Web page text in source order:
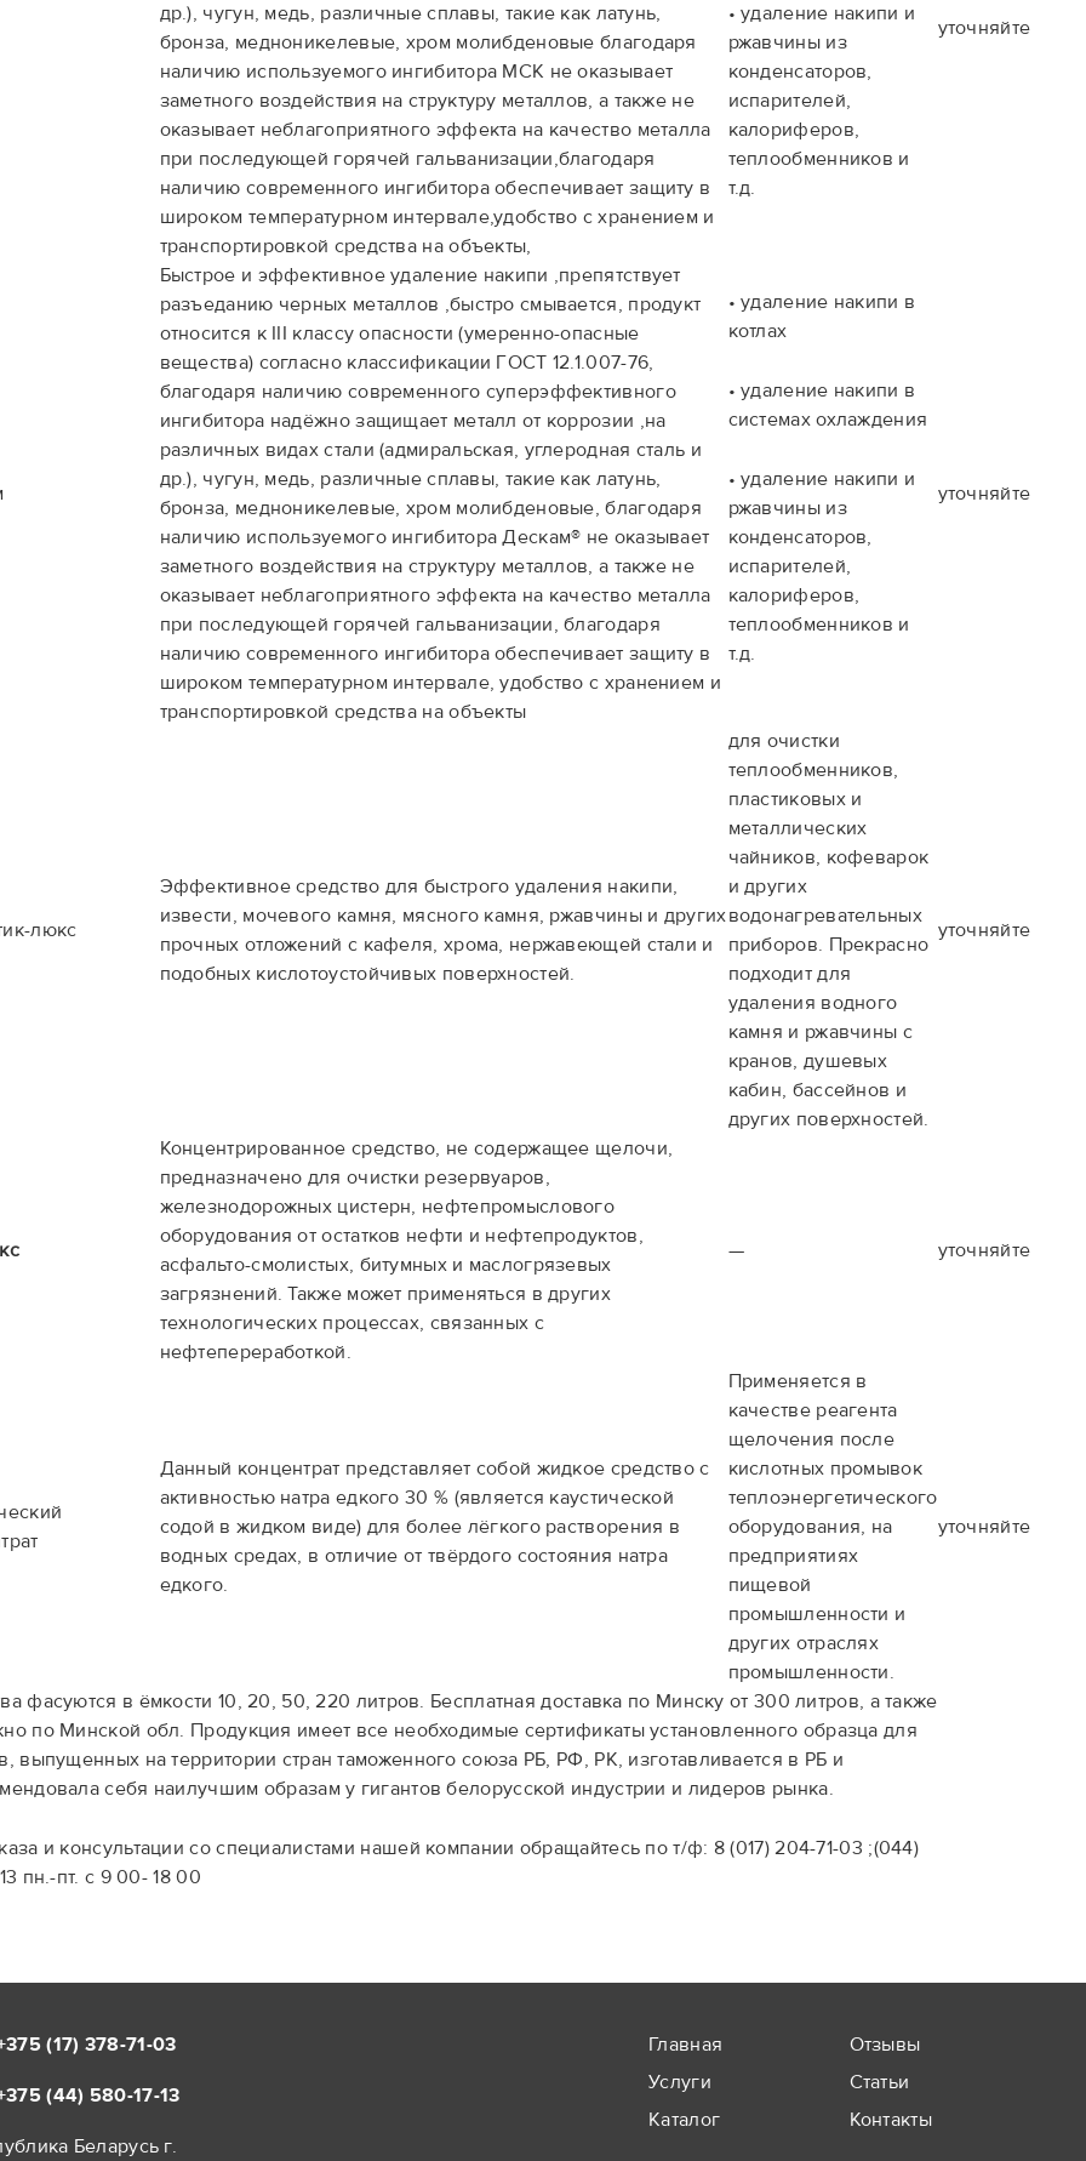
др.), чугун, медь, различные сплавы, такие как латунь,
бронза, медноникелевые, хром молибденовые благодаря
наличию используемого ингибитора МСК не оказывает
заметного воздействия на структуру металлов, а также не
оказывает неблагоприятного эффекта на качество металла
при последующей горячей гальванизации,благодаря
наличию современного ингибитора обеспечивает защиту в
широком температурном интервале,удобство с хранением и
транспортировкой средства на объекты,
• удаление накипи и
ржавчины из
конденсаторов,
испарителей,
калориферов,
теплообменников и
т.д.
уточняйте
Быстрое и эффективное удаление накипи ,препятствует
разъеданию черных металлов ,быстро смывается, продукт
относится к III классу опасности (умеренно-опасные
вещества) согласно классификации ГОСТ 12.1.007-76,
благодаря наличию современного суперэффективного
ингибитора надёжно защищает металл от коррозии ,на
различных видах стали (адмиральская, углеродная сталь и
др.), чугун, медь, различные сплавы, такие как латунь,
бронза, медноникелевые, хром молибденовые, благодаря
наличию используемого ингибитора Дескам® не оказывает
заметного воздействия на структуру металлов, а также не
оказывает неблагоприятного эффекта на качество металла
при последующей горячей гальванизации, благодаря
наличию современного ингибитора обеспечивает защиту в
широком температурном интервале, удобство с хранением и
транспортировкой средства на объекты
• удаление накипи в
котлах
• удаление накипи в
системах охлаждения
• удаление накипи и
ржавчины из
конденсаторов,
испарителей,
калориферов,
теплообменников и
т.д.
уточняйте
люкс
Эффективное средство для быстрого удаления накипи,
извести, мочевого камня, мясного камня, ржавчины и других
прочных отложений с кафеля, хрома, нержавеющей стали и
подобных кислотоустойчивых поверхностей.
для очистки
теплообменников,
пластиковых и
металлических
чайников, кофеварок
и других
водонагревательных
приборов. Прекрасно
подходит для
удаления водного
камня и ржавчины с
кранов, душевых
кабин, бассейнов и
других поверхностей.
уточняйте
Концентрированное средство, не содержащее щелочи,
предназначено для очистки резервуаров,
железнодорожных цистерн, нефтепромыслового
оборудования от остатков нефти и нефтепродуктов,
асфальто-смолистых, битумных и маслогрязевых
загрязнений. Также может применяться в других
технологических процессах, связанных с
нефтепереработкой.
— уточняйте
Данный концентрат представляет собой жидкое средство с
активностью натра едкого 30 % (является каустической
содой в жидком виде) для более лёгкого растворения в
водных средах, в отличие от твёрдого состояния натра
едкого.
Применяется в
качестве реагента
щелочения после
кислотных промывок
теплоэнергетического
оборудования, на
предприятиях
пищевой
промышленности и
других отраслях
промышленности.
уточняйте
фасуются в ёмкости 10, 20, 50, 220 литров. Бесплатная доставка по Минску от 300 литров, а также
по Минской обл. Продукция имеет все необходимые сертификаты установленного образца для
выпущенных на территории стран таможенного союза РБ, РФ, РК, изготавливается в РБ и
себя наилучшим образам у гигантов белорусской индустрии и лидеров рынка.
и консультации со специалистами нашей компании обращайтесь по т/ф: 8 (017) 204-71-03 ;(044)
пн.-пт. с 9 00- 18 00
(17) 378-71-03
(44) 580-17-13
Беларусь г.
Главная
Услуги
Каталог
Отзывы
Статьи
Контакты